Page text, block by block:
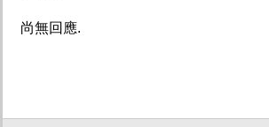
尚無回應.